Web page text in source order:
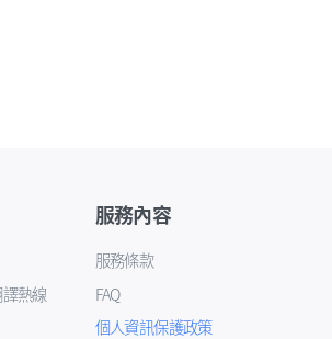
熱線
服務內容
服務條款
FAQ
個人資訊保護政策